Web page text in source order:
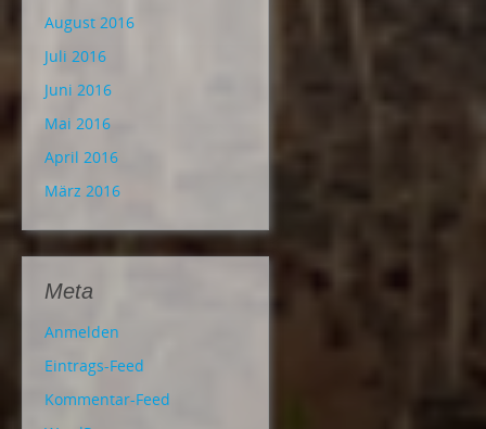
August 2016
Juli 2016
Juni 2016
Mai 2016
April 2016
März 2016
Meta
Anmelden
Eintrags-Feed
Kommentar-Feed